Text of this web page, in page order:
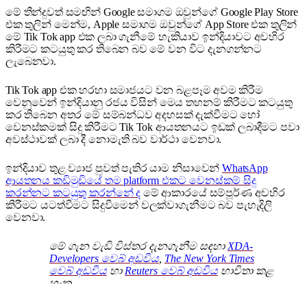
මේ තීන්දුවත් සමඟින් Google සමාගම ඔවුන්ගේ Google Play Store
එක තුලින් මෙන්ම, Apple සමාගම ඔවුන්ගේ App Store එක තුලින්
මේ Tik Tok app එක ලබා ගැනීමේ හැකියාව ඉන්දියාවට අවහිර
කිරීමට කටයුතු කර තිබෙන බව මේ වන විට දැනගන්නට
ලැබෙනවා.
Tik Tok app එක හරහා සමාජයට වන බළපෑම අවම කිරීම
වෙනුවෙන් ඉන්දියානු රජය විසින් මෙය තහනම් කිරීමට කටයුතු
කර තිබෙන අතර මේ සම්බන්ධව අදහසක් දැක්වීමට හෝ
වෙනස්කමක් සිදු කිරීමට Tik Tok ආයතනයට ඉඩක් ලබාදීමට පවා
අවස්ථාවක් ලබා දී නොමැති බව වාර්ථා වෙනවා.
ඉන්දියාව තුළ ව්‍යාජ පුවත් පැතිර යාම නිසාවෙන්WhatsApp
ආයතනය කඩිමුඩියේ තම platform එකට වෙනස්කම් සිදු
කරන්නට කටයුතු කරන්නේ ද මේ ආකාරයේ සම්පූර්ණ අවහිර
කිරීමට යටත්වීමට සිදුවීමෙන් වලක්වාගැනීමට බව පැහැදිලි
වෙනවා.
මේ ගැන වැඩි විස්තර දැනගැනීම සඳහා XDA-
Developers වෙබ් අඩවිය The New York Times
වෙබ් අඩවිය හා Reuters වෙබ් අඩවිය භාවිතා කළ